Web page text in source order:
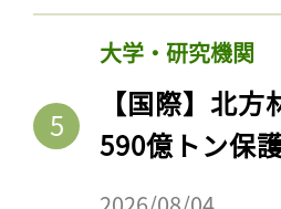
大学・研究機関
【国際】北
590億トン保